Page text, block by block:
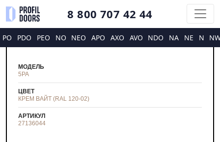
8 800 707 42 44
PO PDO PEO NO NEO APO AXO AVO NDO NA NE N
МОДЕЛЬ
5PA
ЦВЕТ
КРЕМ ВАЙТ (RAL 120-02)
АРТИКУЛ
27136044